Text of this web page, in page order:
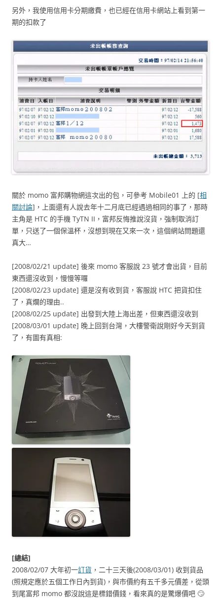
另外，我使用信用卡分期繳費，也已經在信用卡網站上看到第一
期的扣款了
關於 momo 富邦購物網這次出的包，可參考 Mobile01 上的 [相
關討論]，上面還有人說去年十二月底已經遇過相同的事了，那時
主角是 HTC 的手機 TyTN II，富邦反悔推說沒貨，強制取消訂
單，只送了一個保溫杯，沒想到現在又來一次，這個網站問題還
真大…
[2008/02/21 update] 後來 momo 客服說 23 號才會出貨，目前
東西還沒收到，慢慢等囉
[2008/02/23 update] 還是沒有收到貨，客服說 HTC 把貨扣住
了，真爛的理由..
[2008/02/25 update] 出發到大陸上海出差，但東西還沒收到
[2008/03/01 update] 晚上回到台灣，大樓警衛說剛好今天到貨
了，有圖有真相:
[總結]
2008/02/07 大年初一訂貨 ，二十三天後(2008/03/01) 收到貨品
(照規定應於五個工作日內到貨)，與市價約有五千多元價差，從頭
到尾富邦 momo 都沒說這是標錯價錢，看來真的是驚爆價吧 🙄